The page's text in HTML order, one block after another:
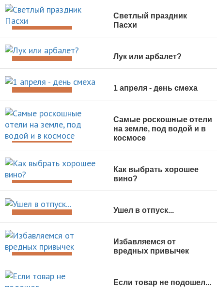
Светлый праздник
Пасхи
Лук или арбалет?
1 апреля - день смеха
ДОСУГ И ОТДЫХ
Самые роскошные отели
на земле, под водой и в
космосе
Как выбрать хорошее
вино?
Ушел в отпуск...
Избавляемся от
вредных привычек
Если товар не подошел...